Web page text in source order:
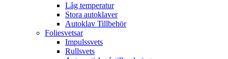
Låg temperatur
Stora autoklaver
Autoklav Tillbehör
Foliesvetsar
Impulssvets
Rullsvets